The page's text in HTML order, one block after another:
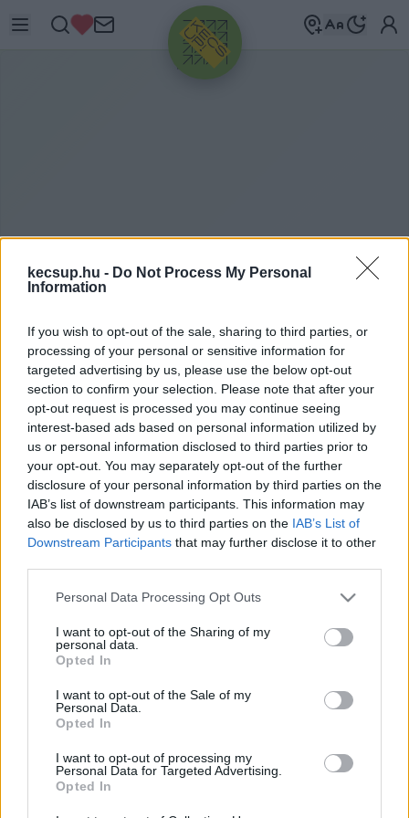
kecsup.hu - Do Not Process My Personal
Information
If you wish to opt-out of the sale, sharing to third parties, or
processing of your personal or sensitive information for
targeted advertising by us, please use the below opt-out
section to confirm your selection. Please note that after your
opt-out request is processed you may continue seeing
interest-based ads based on personal information utilized by
us or personal information disclosed to third parties prior to
your opt-out. You may separately opt-out of the further
disclosure of your personal information by third parties on the
IAB’s list of downstream participants. This information may
also be disclosed by us to third parties on the IAB’s List of
Downstream Participants that may further disclose it to other
Please note that this website/app uses one or more Google
not limited to your visit or usage behaviour. You may click to
grant or deny consent to Google and its third-party tags to
use your data for below specified purposes in below Google
consent section.
Personal Data Processing Opt Outs
I want to opt-out of the Sharing of my
personal data.
Opted In
I want to opt-out of the Sale of my
Personal Data.
Opted In
I want to opt-out of processing my
Personal Data for Targeted Advertising.
Opted In
HIRDETÉS
BÁNÓCZKI MÓNIKA
Bánóczki Mónika címkéhez kapcsolódó
legfrissebb hírek, cikkek és háttéranyagok.
Böngéssz a címkék között→
Sorrend